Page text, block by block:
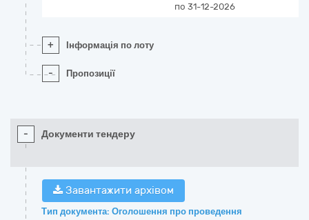
по 31-12-2026
+ Інформація по лоту
- Пропозиції
- Документи тендеру
Завантажити архівом
Тип документа: Оголошення про проведення